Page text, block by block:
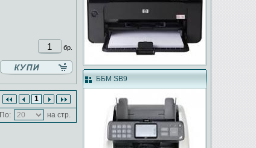
бр.
1
По: на стр.
ББМ SB9